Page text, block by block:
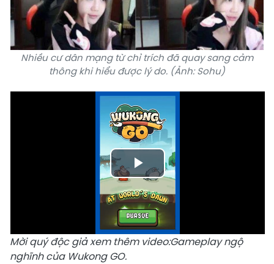
Nhiều cư dân mạng từ chỉ trích đã quay sang cảm
thông khi hiểu được lý do. (Ảnh: Sohu)
Play
Video
Mời quý độc giả xem thêm video:Gameplay ngộ
nghĩnh của Wukong GO.